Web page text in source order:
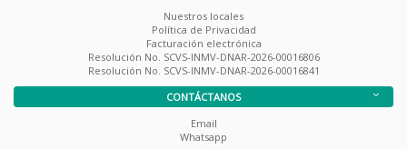
Nuestros locales
Política de Privacidad
Facturación electrónica
Resolución No. SCVS-INMV-DNAR-2026-00016806
Resolución No. SCVS-INMV-DNAR-2026-00016841
CONTÁCTANOS
Email
Whatsapp